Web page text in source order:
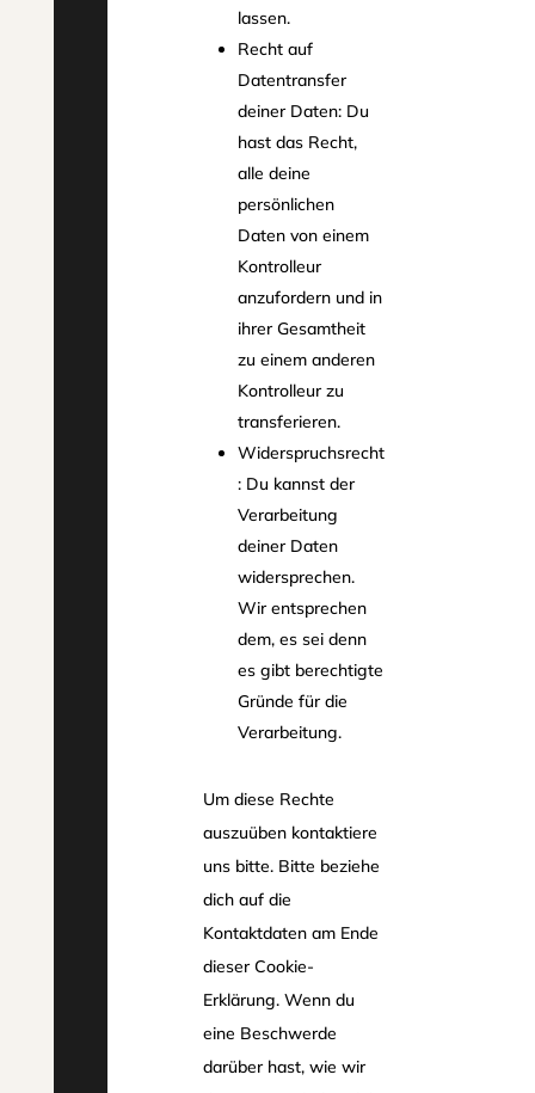
lassen.
Recht auf
Datentransfer
deiner Daten: Du
hast das Recht,
alle deine
persönlichen
Daten von einem
Kontrolleur
anzufordern und in
ihrer Gesamtheit
zu einem anderen
Kontrolleur zu
transferieren.
Widerspruchsrecht
: Du kannst der
Verarbeitung
deiner Daten
widersprechen.
Wir entsprechen
dem, es sei denn
es gibt berechtigte
Gründe für die
Verarbeitung.
Um diese Rechte
auszuüben kontaktiere
uns bitte. Bitte beziehe
dich auf die
Kontaktdaten am Ende
dieser Cookie-
Erklärung. Wenn du
eine Beschwerde
darüber hast, wie wir